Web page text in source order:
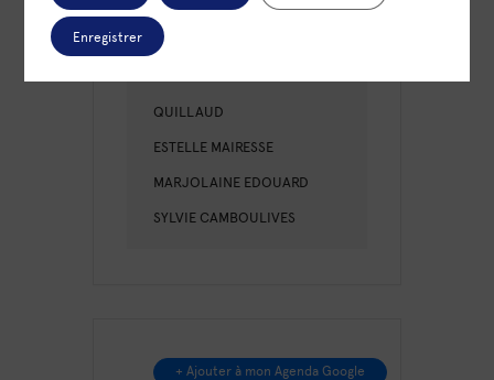
PARTICIPANTS
QUILLAUD
ESTELLE MAIRESSE
MARJOLAINE EDOUARD
SYLVIE CAMBOULIVES
+ Ajouter à mon Agenda Google
Enregistrer